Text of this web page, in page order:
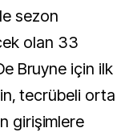
sezon
olan 33
Bruyne için ilk
tecrübeli orta
girişimlere